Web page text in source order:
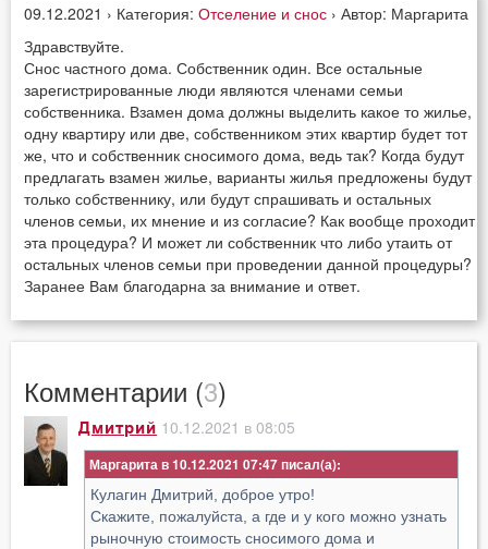
09.12.2021 › Категория:Отселение и снос › Автор: Маргарита
Здравствуйте.
Снос частного дома. Собственник один. Все остальные
зарегистрированные люди являются членами семьи
собственника. Взамен дома должны выделить какое то жилье,
одну квартиру или две, собственником этих квартир будет тот
же, что и собственник сносимого дома, ведь так? Когда будут
предлагать взамен жилье, варианты жилья предложены будут
только собственнику, или будут спрашивать и остальных
членов семьи, их мнение и из согласие? Как вообще проходит
эта процедура? И может ли собственник что либо утаить от
остальных членов семьи при проведении данной процедуры?
Заранее Вам благодарна за внимание и ответ.
Комментарии (3)
Дмитрий 10.12.2021 в 08:05
Маргарита в 10.12.2021 07:47
Кулагин Дмитрий, доброе утро!
Скажите, пожалуйста, а где и у кого можно узнать
рыночную стоимость сносимого дома и